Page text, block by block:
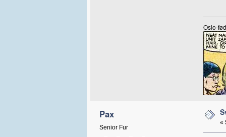
Oslo-
Pax
Senior Fur
«